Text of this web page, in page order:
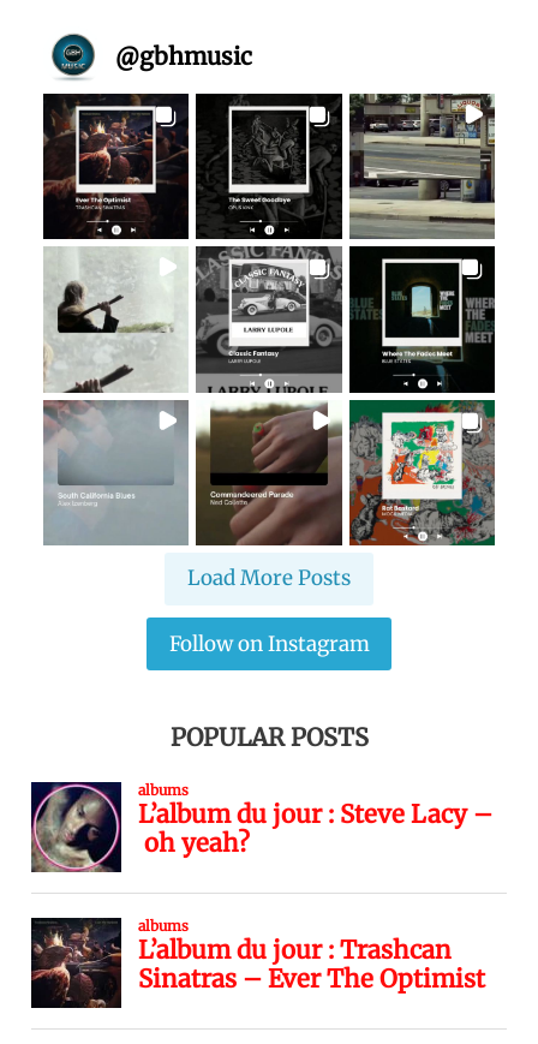
@gbhmusic
Load More Posts
Follow on Instagram
POPULAR POSTS